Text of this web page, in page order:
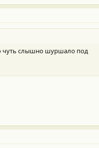
чуть слышно шуршало под